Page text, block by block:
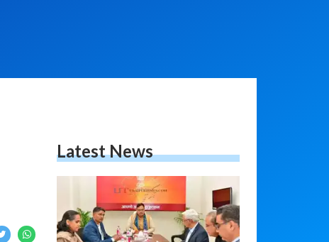
Latest News